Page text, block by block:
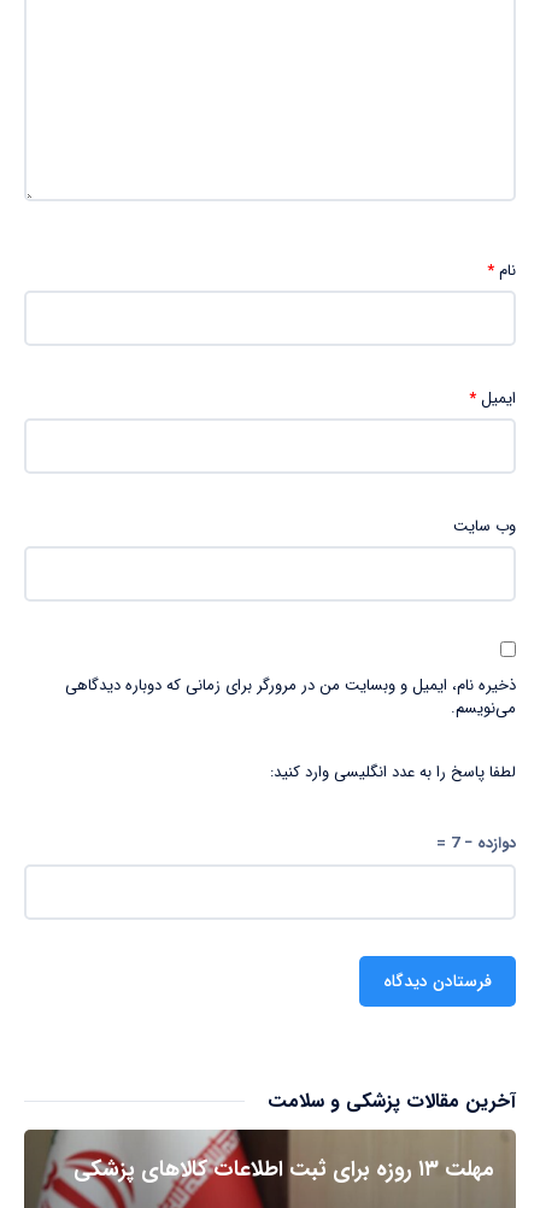
نام*
ایمیل*
وب‌ سایت
ذخیره نام، ایمیل و وبسایت من در مرورگر برای زمانی که دوباره دیدگاهی
می‌نویسم.
لطفا پاسخ را به عدد انگلیسی وارد کنید:
دوازده − 7 =
آخرین مقالات پزشکی و سلامت
مهلت ۱۳ روزه برای ثبت اطلاعات کالاهای پزشکی